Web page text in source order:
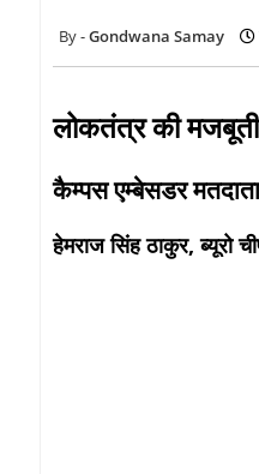
Gondwana Samay
लोकतंत्र की मजबूती
कैम्पस एम्बेसडर
हेमराज सिंह ठाकुर, ब्यूरो